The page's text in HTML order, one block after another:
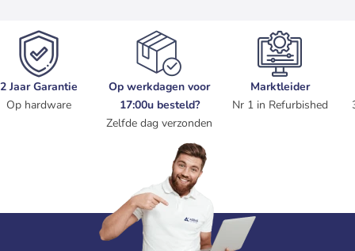
2 Jaar Garantie
Op hardware
Op werkdagen voor
17:00u besteld?
Zelfde dag verzonden
Marktleider
Nr 1 in Refurbished